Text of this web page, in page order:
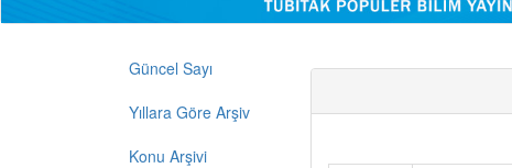
Güncel Sayı
Yıllara Göre Arşiv
Konu Arşivi